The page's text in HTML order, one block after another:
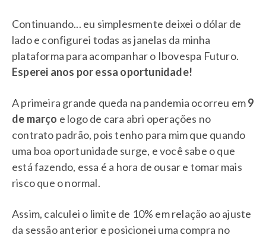
Continuando... eu simplesmente deixei o dólar de
lado e configurei todas as janelas da minha
plataforma para acompanhar o Ibovespa Futuro.
Esperei anos por essa oportunidade!
A primeira grande queda na pandemia ocorreu em9
de março e logo de cara abri operações no
contrato padrão, pois tenho para mim que quando
uma boa oportunidade surge, e você sabe o que
está fazendo, essa é a hora de ousar e tomar mais
risco que o normal.
Assim, calculei o limite de 10% em relação ao ajuste
da sessão anterior e posicionei uma compra no